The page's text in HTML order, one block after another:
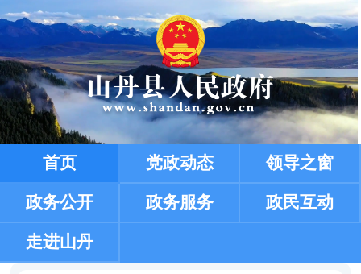
首页 党政动态 领导之窗
政务公开 政务服务 政民互动
走进山丹